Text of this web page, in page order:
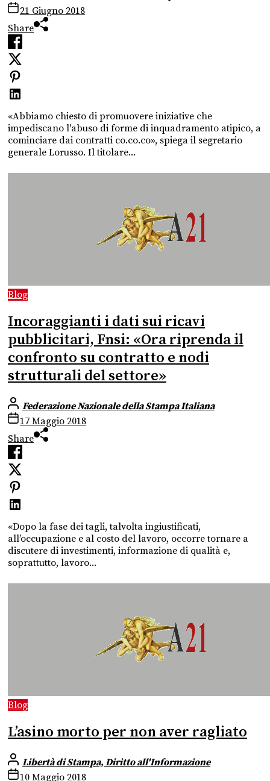
21 Giugno 2018
Share
«Abbiamo chiesto di promuovere iniziative che
impediscano l'abuso di forme di inquadramento atipico, a
cominciare dai contratti co.co.co», spiega il segretario
generale Lorusso. Il titolare...
Blog
Incoraggianti i dati sui ricavi
pubblicitari, Fnsi: «Ora riprenda il
confronto su contratto e nodi
strutturali del settore»
Federazione Nazionale della Stampa Italiana
17 Maggio 2018
Share
«Dopo la fase dei tagli, talvolta ingiustificati,
all’occupazione e al costo del lavoro, occorre tornare a
discutere di investimenti, informazione di qualità e,
soprattutto, lavoro...
Blog
L’asino morto per non aver ragliato
Libertà di Stampa, Diritto all'Informazione
10 Maggio 2018